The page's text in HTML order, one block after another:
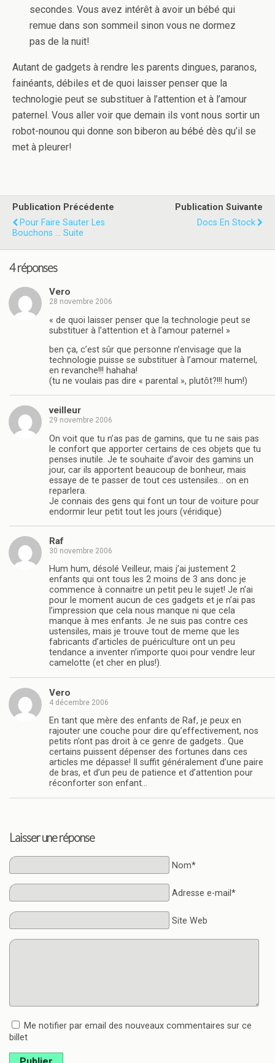
secondes. Vous avez intérêt à avoir un bébé qui
remue dans son sommeil sinon vous ne dormez
pas de la nuit!
Autant de gadgets à rendre les parents dingues, paranos,
fainéants, débiles et de quoi laisser penser que la
technologie peut se substituer à l’attention et à l’amour
paternel. Vous aller voir que demain ils vont nous sortir un
robot-nounou qui donne son biberon au bébé dès qu’il se
met à pleurer!
Publication Précédente
Pour Faire Sauter Les
Bouchons ... Suite
Publication Suivante
Docs En Stock
4 réponses
Vero
28 novembre 2006
« de quoi laisser penser que la technologie peut se
substituer à l’attention et à l’amour paternel »
ben ça, c’est sûr que personne n’envisage que la
technologie puisse se substituer à l’amour maternel,
en revanche!!! hahaha!
(tu ne voulais pas dire « parental », plutôt?!!! hum!)
veilleur
29 novembre 2006
On voit que tu n’as pas de gamins, que tu ne sais pas
le confort que apporter certains de ces objets que tu
penses inutile. Je te souhaite d’avoir des gamins un
jour, car ils apportent beaucoup de bonheur, mais
essaye de te passer de tout ces ustensiles… on en
reparlera.
Je connais des gens qui font un tour de voiture pour
endormir leur petit tout les jours (véridique)
Raf
30 novembre 2006
Hum hum, désolé Veilleur, mais j’ai justement 2
enfants qui ont tous les 2 moins de 3 ans donc je
commence à connaitre un petit peu le sujet! Je n’ai
pour le moment aucun de ces gadgets et je n’ai pas
l’impression que cela nous manque ni que cela
manque à mes enfants. Je ne suis pas contre ces
ustensiles, mais je trouve tout de meme que les
fabricants d’articles de puériculture ont un peu
tendance a inventer n’importe quoi pour vendre leur
camelotte (et cher en plus!).
Vero
4 décembre 2006
En tant que mère des enfants de Raf, je peux en
rajouter une couche pour dire qu’effectivement, nos
petits n’ont pas droit à ce genre de gadgets.. Que
certains puissent dépenser des fortunes dans ces
articles me dépasse! Il suffit généralement d’une paire
de bras, et d’un peu de patience et d’attention pour
réconforter son enfant…
Laisser une réponse
Nom*
Adresse e-mail*
Site Web
Me notifier par email des nouveaux commentaires sur ce
billet